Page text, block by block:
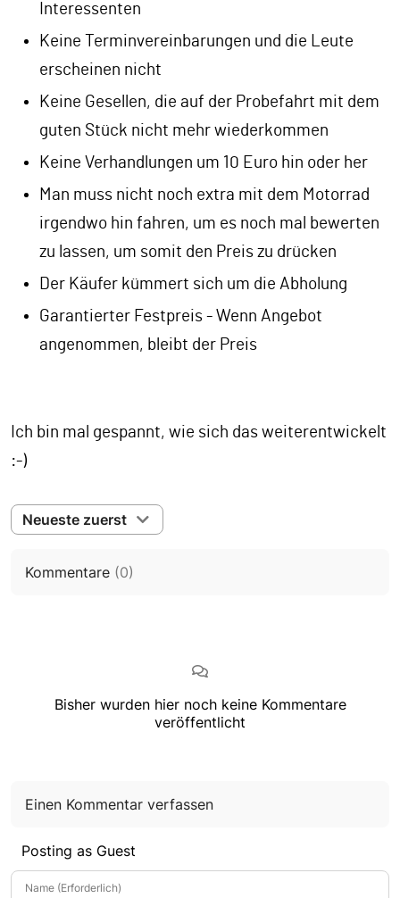
Interessenten
Keine Terminvereinbarungen und die Leute
erscheinen nicht
Keine Gesellen, die auf der Probefahrt mit dem
guten Stück nicht mehr wiederkommen
Keine Verhandlungen um 10 Euro hin oder her
Man muss nicht noch extra mit dem Motorrad
irgendwo hin fahren, um es noch mal bewerten
zu lassen, um somit den Preis zu drücken
Der Käufer kümmert sich um die Abholung
Garantierter Festpreis - Wenn Angebot
angenommen, bleibt der Preis
Ich bin mal gespannt, wie sich das weiterentwickelt
:-)
Neueste zuerst
Kommentare (0)
Bisher wurden hier noch keine Kommentare
veröffentlicht
Einen Kommentar verfassen
Posting as Guest
Name (Erforderlich)